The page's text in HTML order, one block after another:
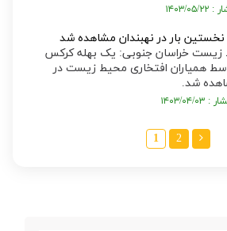
بار در نهبندان مشاهده شد
زیست خراسان جنوبی: یک بهله کرکس
همیاران افتخاری محیط زیست در
شد.
1 2